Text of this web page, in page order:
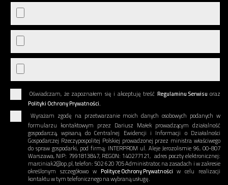
Oświadczam, że zapoznałem się i akceptuję treść Regulaminu Serwisu oraz
Polityki Ochrony Prywatności.
Wyrażam zgodę na przetwarzanie moich danych osobowych podanych w
formularzu kontaktowym przez Dariusz Małek prowadzącym działalność
gospodarczą, wpisaną do Centralnej Ewidencji i Informacji o Działalności
Gospodarczej Rzeczypospolitej Polskiej prowadzonej przez ministra właściwego
do spraw gospodarki, pod firmą: INTERPROM ul. Aleje Jerozolismie 96, 00-807
Warszawa, NIP: 7991813847, REGON: 140277121, adres poczty elektronicznej:
marciniak2@op.pl, telefon: 502 620 705 Administrator, na zasadach i w zakresie
określonym szczegółowo w Polityce Ochrony Prywatności w celu realizacji
kontaktu w tym telefonicznego na wybraną usługę.